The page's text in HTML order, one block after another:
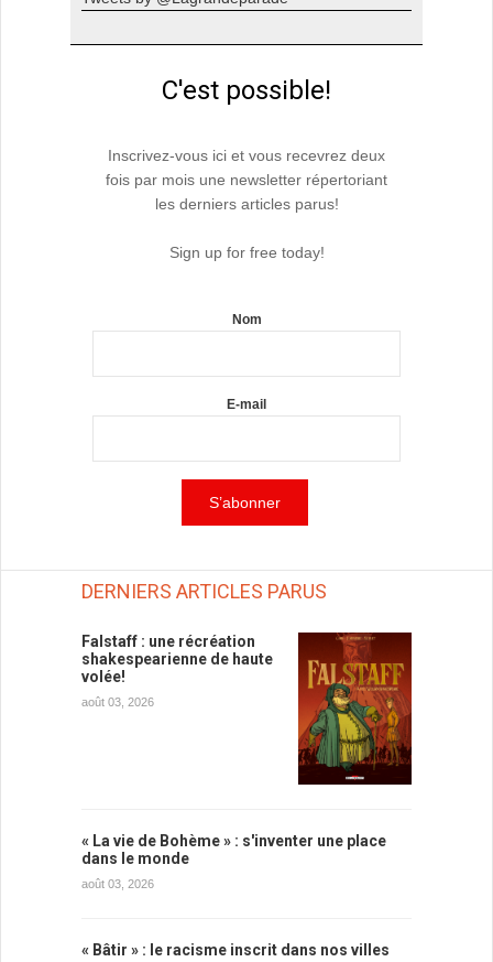
C'est possible!
Inscrivez-vous ici et vous recevrez deux
fois par mois une newsletter répertoriant
les derniers articles parus!
Sign up for free today!
Nom
E-mail
DERNIERS ARTICLES PARUS
Falstaff : une récréation
shakespearienne de haute
volée!
août 03, 2026
« La vie de Bohème » : s'inventer une place
dans le monde
août 03, 2026
« Bâtir » : le racisme inscrit dans nos villes